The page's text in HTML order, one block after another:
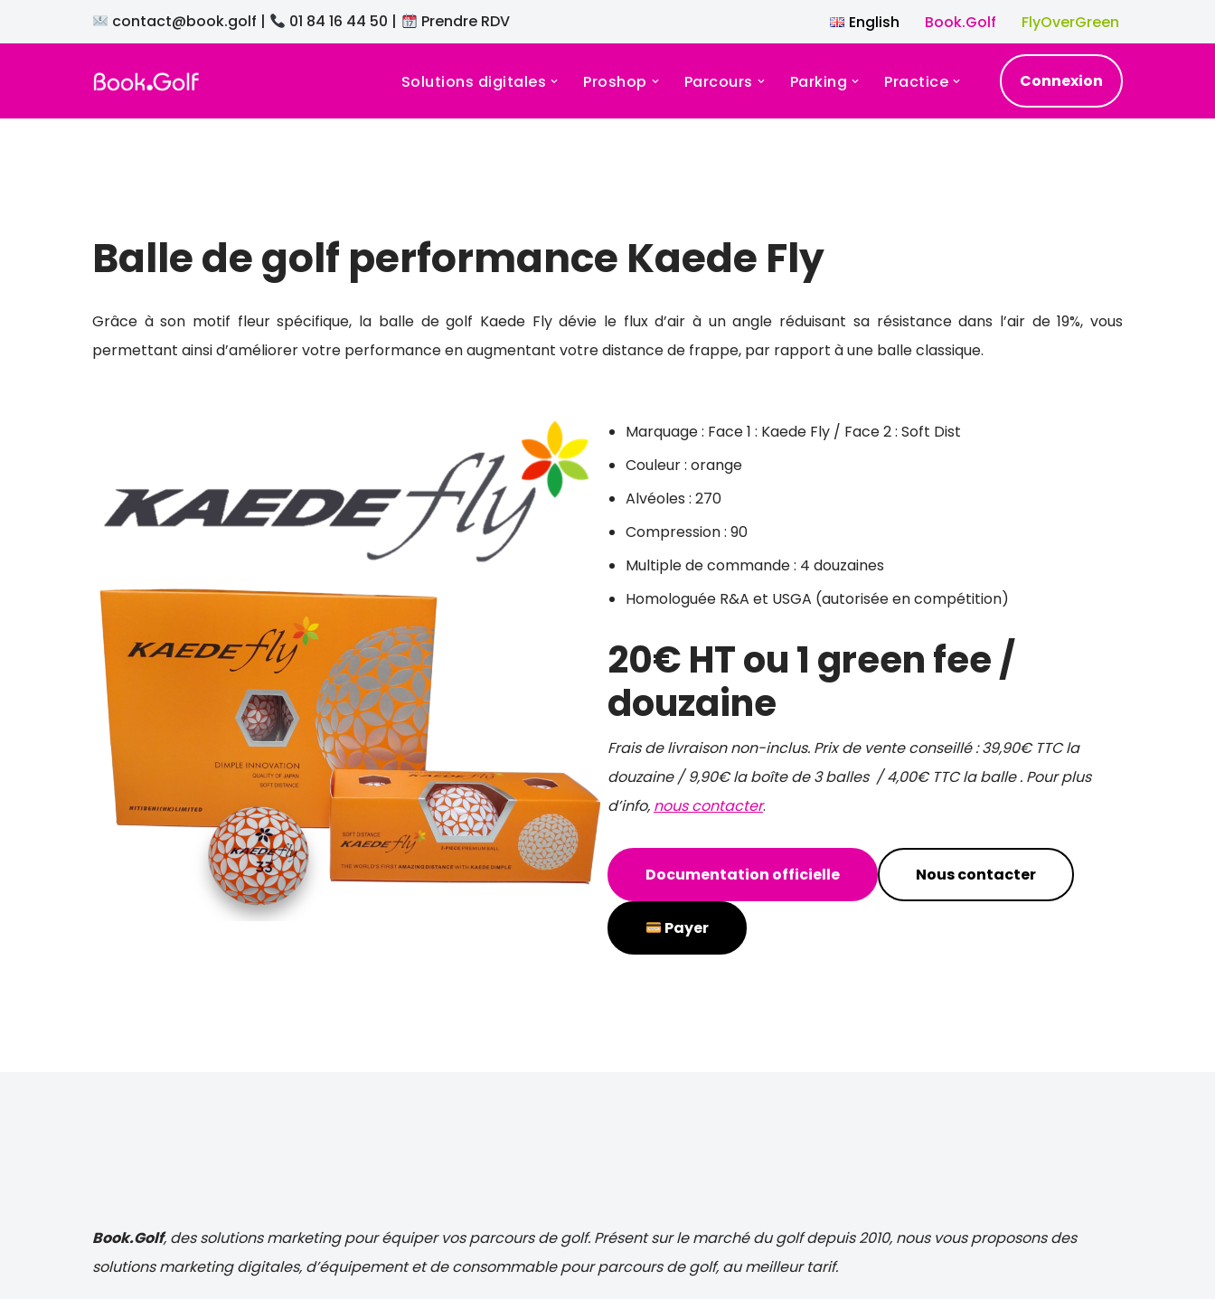
Aller
contact@book.golf | 01 84 16 44 50 | Prendre RDV English Book.Golf FlyOverGreen
Solutions digitales Proshop Parcours Parking Practice Connexion
Balle de golf performance Kaede Fly
Grâce à son motif fleur spécifique, la balle de golf Kaede Fly dévie le flux d’air à un angle réduisant sa résistance dans l’air de 19%, vous
permettant ainsi d’améliorer votre performance en augmentant votre distance de frappe, par rapport à une balle classique.
Marquage : Face 1 : Kaede Fly / Face 2 : Soft Dist
Couleur : orange
Alvéoles : 270
Compression : 90
Multiple de commande : 4 douzaines
Homologuée R&A et USGA (autorisée en compétition)
20€ HTou 1 green fee /
douzaine
Frais de livraison non-inclus. Prix de vente conseillé : 39,90€ TTC la
douzaine / 9,90€ la boîte de 3 balles / 4,00€ TTC la balle . Pour plus
d’info, nous contacter.
Documentation officielle Nous contacter
Payer
Book.Golf, des solutions marketing pour équiper vos parcours de golf. Présent sur le marché du golf depuis 2010, nous vous proposons des
solutions marketing digitales, d’équipement et de consommable pour parcours de golf, au meilleur tarif.